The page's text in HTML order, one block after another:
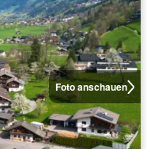
Foto anschauen